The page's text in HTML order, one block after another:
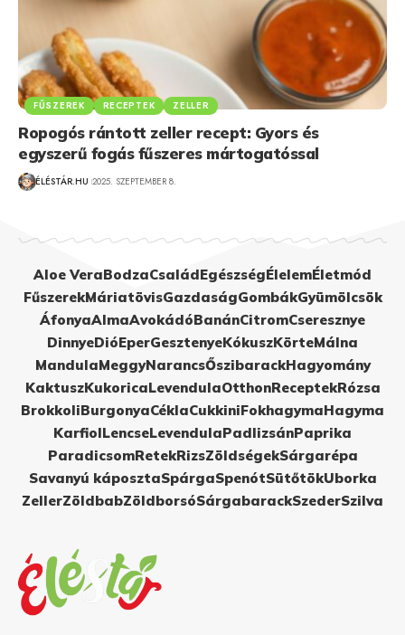
FŰSZEREK RECEPTEK ZELLER
Ropogós rántott zeller recept: Gyors és
egyszerű fogás fűszeres mártogatóssal
ÉLÉSTÁR.HU 2025. SZEPTEMBER 8.
Aloe VeraBodzaCsaládEgészségÉlelemÉletmód
FűszerekMáriatövisGazdaságGombákGyümölcsök
ÁfonyaAlmaAvokádóBanánCitromCseresznye
DinnyeDióEperGesztenyeKókuszKörteMálna
MandulaMeggyNarancsŐszibarackHagyomány
KaktuszKukoricaLevendulaOtthonReceptekRózsa
BrokkoliBurgonyaCéklaCukkiniFokhagymaHagyma
KarfiolLencseLevendulaPadlizsánPaprika
ParadicsomRetekRizsZöldségekSárgarépa
Savanyú káposztaSpárgaSpenótSütőtökUborka
ZellerZöldbabZöldborsóSárgabarackSzederSzilva